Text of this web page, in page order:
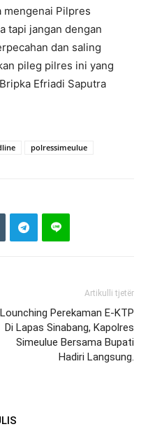
mengenai Pilpres
tapi jangan dengan
dan saling
pileg pilres ini yang
Efriadi Saputra
polressimeulue
Artikulli tjetër
Lounching Perekaman E-KTP
Di Lapas Sinabang, Kapolres
Simeulue Bersama Bupati
Hadiri Langsung.